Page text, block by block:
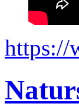
https://